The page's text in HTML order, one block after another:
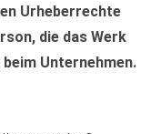
Urheberrechte
die das Werk
Unternehmen.